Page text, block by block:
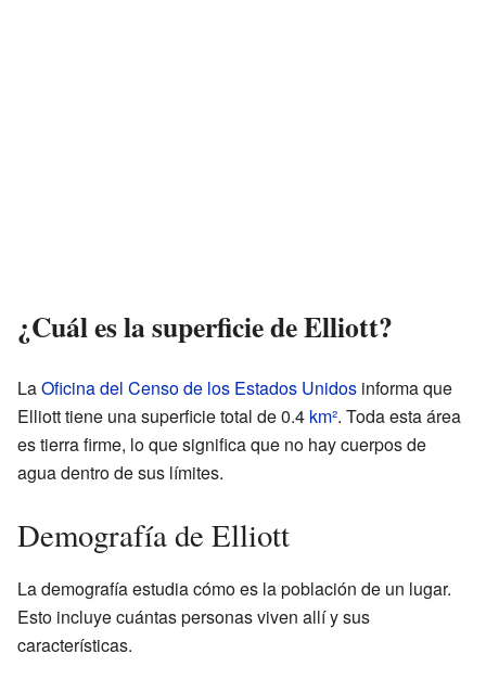
¿Cuál es la superficie de Elliott?
LaOficina del Censo de los Estados Unidos informa que
Elliott tiene una superficie total de 0.4 km². Toda esta área
es tierra firme, lo que significa que no hay cuerpos de
agua dentro de sus límites.
Demografía de Elliott
La demografía estudia cómo es la población de un lugar.
Esto incluye cuántas personas viven allí y sus
características.